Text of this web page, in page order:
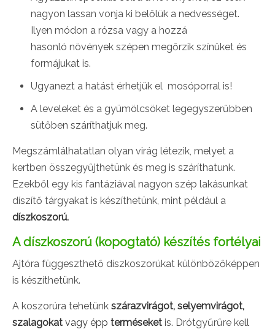
nagyon lassan vonja ki belőlük a nedvességet.
Ilyen módon a rózsa vagy a hozzá
hasonló növények szépen megőrzik színüket és
formájukat is.
Ugyanezt a hatást érhetjük el mosóporral is!
A leveleket és a gyümölcsöket legegyszerűbben
sütőben száríthatjuk meg.
Megszámlálhatatlan olyan virág létezik, melyet a
kertben összegyűjthetünk és meg is száríthatunk.
Ezekből egy kis fantáziával nagyon szép lakásunkat
díszítő tárgyakat is készíthetünk, mint például a
díszkoszorú.
A díszkoszorú (kopogtató) készítés fortélyai
Ajtóra függeszthető díszkoszorúkat különbözőképpen
is készíthetünk.
A koszorúra tehetünk szárazvirágot, selyemvirágot,
szalagokat vagy épp terméseket is. Drótgyűrűre kell